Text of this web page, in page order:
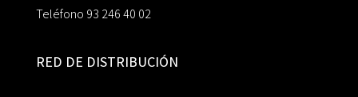
Teléfono 93 246 40 02
RED DE DISTRIBUCIÓN